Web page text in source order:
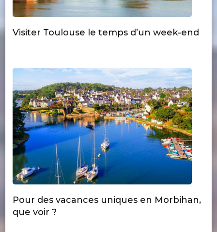
Visiter Toulouse le temps d’un week-end
Pour des vacances uniques en Morbihan,
que voir ?